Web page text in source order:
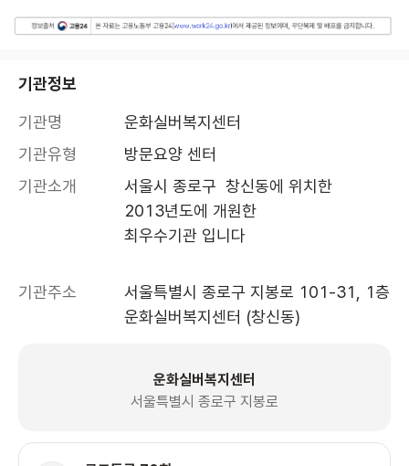
기관정보
기관명
운화실버복지센터
기관유형
방문요양 센터
기관소개
서울시 종로구  창신동에 위치한
2013년도에 개원한
최우수기관 입니다
기관주소
서울특별시 종로구 지봉로 101-31, 1층
운화실버복지센터 (창신동)
운화실버복지센터
서울특별시 종로구 지봉로